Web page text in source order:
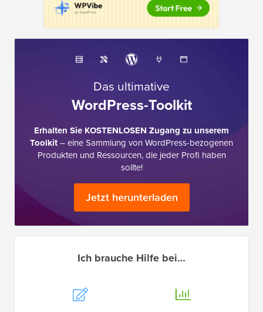
Das ultimative
WordPress-Toolkit
Erhalten Sie KOSTENLOSEN Zugang zu unserem
Toolkit– eine Sammlung von WordPress-bezogenen
Produkten und Ressourcen, die jeder Profi haben
sollte!
Jetzt herunterladen
Ich brauche Hilfe bei…